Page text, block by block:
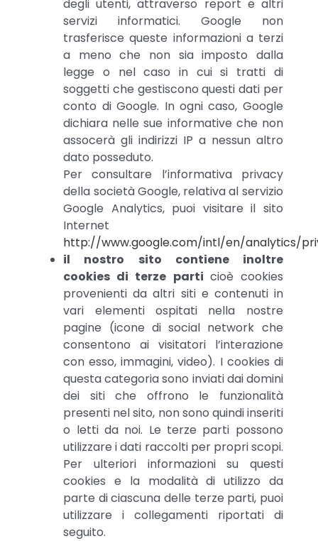
degli utenti, attraverso report e altri
servizi informatici. Google non
trasferisce queste informazioni a terzi
a meno che non sia imposto dalla
legge o nel caso in cui si tratti di
soggetti che gestiscono questi dati per
conto di Google. In ogni caso, Google
dichiara nelle sue informative che non
assocerà gli indirizzi IP a nessun altro
dato posseduto.
Per consultare l’informativa privacy
della società Google, relativa al servizio
Google Analytics, puoi visitare il sito
Internet
http://www.google.com/intl/en/analytics/
il nostro sito contiene inoltre
cookies di terze parti cioè cookies
provenienti da altri siti e contenuti in
vari elementi ospitati nella nostre
pagine (icone di social network che
consentono ai visitatori l’interazione
con esso, immagini, video). I cookies di
questa categoria sono inviati dai domini
dei siti che offrono le funzionalità
presenti nel sito, non sono quindi inseriti
o letti da noi. Le terze parti possono
utilizzare i dati raccolti per propri scopi.
Per ulteriori informazioni su questi
cookies e la modalità di utilizzo da
parte di ciascuna delle terze parti, puoi
utilizzare i collegamenti riportati di
seguito.